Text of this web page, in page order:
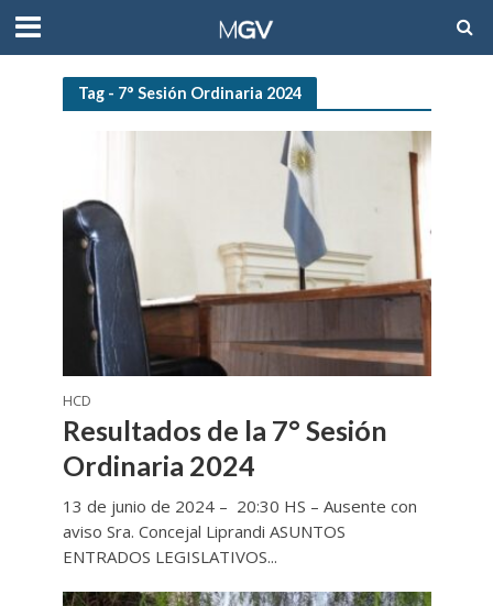
Tag - 7° Sesión Ordinaria 2024
HCD
Resultados de la 7° Sesión
Ordinaria 2024
13 de junio de 2024 – 20:30 HS – Ausente con
aviso Sra. Concejal Liprandi ASUNTOS
ENTRADOS LEGISLATIVOS...